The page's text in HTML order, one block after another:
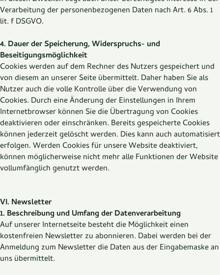
Verarbeitung der personenbezogenen Daten nach Art. 6 Abs. 1
lit. f DSGVO.
4. Dauer der Speicherung, Widerspruchs- und
Beseitigungsmöglichkeit
Cookies werden auf dem Rechner des Nutzers gespeichert und
von diesem an unserer Seite übermittelt. Daher haben Sie als
Nutzer auch die volle Kontrolle über die Verwendung von
Cookies. Durch eine Änderung der Einstellungen in Ihrem
Internetbrowser können Sie die Übertragung von Cookies
deaktivieren oder einschränken. Bereits gespeicherte Cookies
können jederzeit gelöscht werden. Dies kann auch automatisiert
erfolgen. Werden Cookies für unsere Website deaktiviert,
können möglicherweise nicht mehr alle Funktionen der Website
vollumfänglich genutzt werden.
VI. Newsletter
1. Beschreibung und Umfang der Datenverarbeitung
Auf unserer Internetseite besteht die Möglichkeit einen
kostenfreien Newsletter zu abonnieren. Dabei werden bei der
Anmeldung zum Newsletter die Daten aus der Eingabemaske an
uns übermittelt.